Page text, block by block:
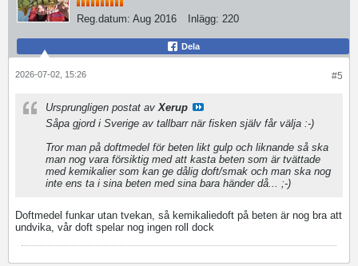
Reg.datum: Aug 2016 Inlägg: 220
Dela
#5
2026-07-02, 15:26
Ursprungligen postat avXerup
Såpa gjord i Sverige av tallbarr när fisken själv får välja :-)
Tror man på doftmedel för beten likt gulp och liknande så ska
man nog vara försiktig med att kasta beten som är tvättade
med kemikalier som kan ge dålig doft/smak och man ska nog
inte ens ta i sina beten med sina bara händer då... ;-)
Doftmedel funkar utan tvekan, så kemikaliedoft på beten är nog bra att
undvika, vår doft spelar nog ingen roll dock